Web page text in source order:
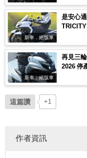
新車．絕版車
是安心
新車．絕版車
再見三
2026 停
這篇讚 +1
作者資訊